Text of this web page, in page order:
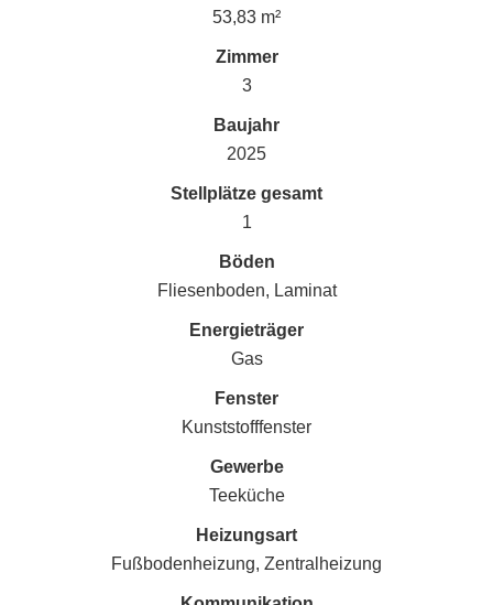
53,83 m²
Zimmer
3
Baujahr
2025
Stellplätze gesamt
1
Böden
Fliesenboden, Laminat
Energieträger
Gas
Fenster
Kunststofffenster
Gewerbe
Teeküche
Heizungsart
Fußbodenheizung, Zentralheizung